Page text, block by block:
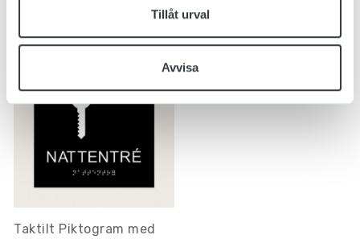
Tillåt urval
Avvisa
Relaterade produkter
Taktilt Piktogram med